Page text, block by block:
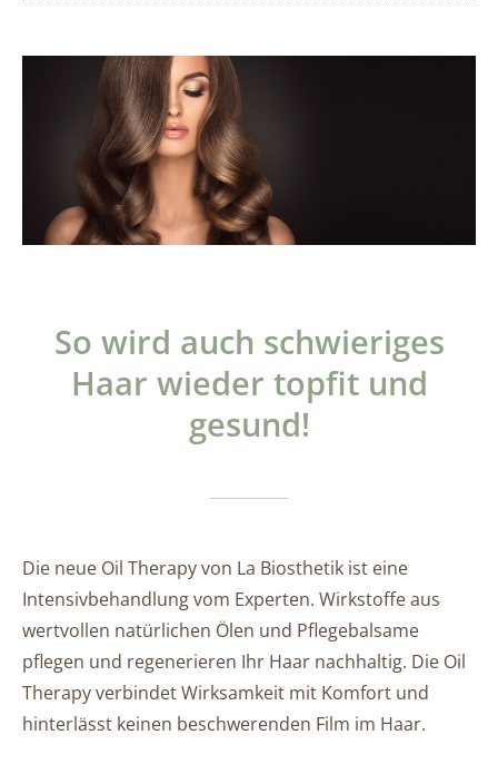
So wird auch schwieriges
Haar wieder topfit und
gesund!
Die neue Oil Therapy von La Biosthetik ist eine
Intensivbehandlung vom Experten. Wirkstoffe aus
wertvollen natürlichen Ölen und Pflegebalsame
pflegen und regenerieren Ihr Haar nachhaltig. Die Oil
Therapy verbindet Wirksamkeit mit Komfort und
hinterlässt keinen beschwerenden Film im Haar.